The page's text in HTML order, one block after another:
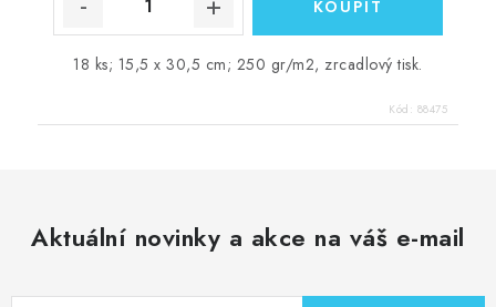
18 ks; 15,5 x 30,5 cm; 250 gr/m2, zrcadlový tisk.
Kód: 88475
Aktuální novinky a akce na váš e-mail